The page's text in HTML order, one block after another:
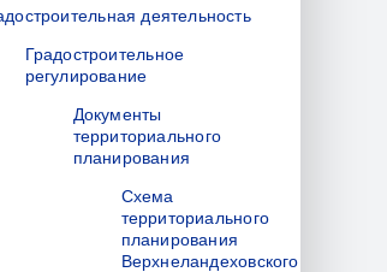
деятельность
Градостроительное
регулирование
Документы
территориального
планирования
Схема
территориального
планирования
Верхнеландеховского